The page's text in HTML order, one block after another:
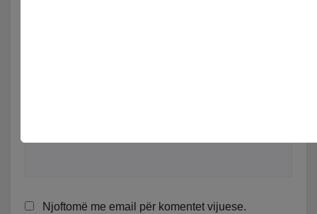
Njoftomë me email për komentet vijuese.